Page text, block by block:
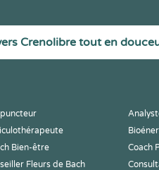
Crenolibre tout en
Bien-être Coach
Fleurs de Bach